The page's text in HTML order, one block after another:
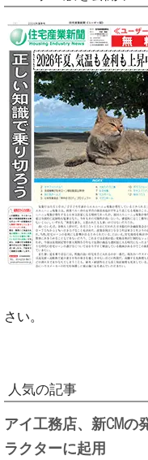
さい。
人気の記事
アイ工務店、新CM
ラクターに起用